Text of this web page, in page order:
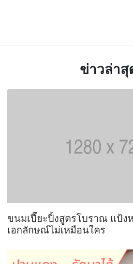
ข่าวล่าสุ
ขนมเปี๊ยะปิ้งสูตรโบราณ แป้ง
เอกลักษณ์ไม่เหมือนใคร